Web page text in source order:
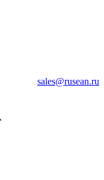
sales@rusean.ru